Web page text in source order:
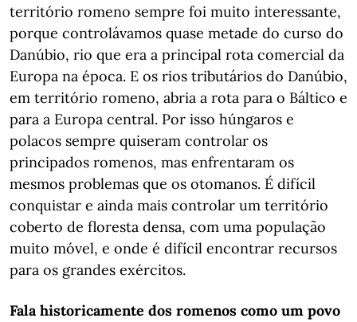
território romeno sempre foi muito interessante,
porque controlávamos quase metade do curso do
Danúbio, rio que era a principal rota comercial da
Europa na época. E os rios tributários do Danúbio,
em território romeno, abria a rota para o Báltico e
para a Europa central. Por isso húngaros e
polacos sempre quiseram controlar os
principados romenos, mas enfrentaram os
mesmos problemas que os otomanos. É difícil
conquistar e ainda mais controlar um território
coberto de floresta densa, com uma população
muito móvel, e onde é difícil encontrar recursos
para os grandes exércitos.
Fala historicamente dos romenos como um povo